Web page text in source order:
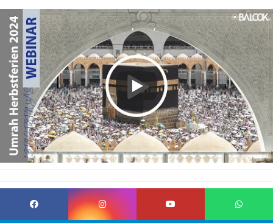
Seminare bieten eine Gelegenheit, sich auf die spirituelle Reise
vorzubereiten und das Beste aus diesem bedeutenden Ereignis
herauszuholen. Im Folgenden werden wir die wichtigsten Gründe
und Vorteile aufzeigen, warum du an einem Umrah-Seminar
teilnehmen solltest.
Wissenserweiterung: Umrah-Seminare bieten umfangreiche
Informationen über die Rituale der Umrah. Du wirst Kenntnisse
über die Schritte der Umrah erfahren, angefangen von der Ihram-
Kleidung bis hin zum Tawaf und Sa'i. Dieses Wissen hilft dir, die
Umrah-Rituale korrekt auszuführen und ein tieferes Verständnis
für ihre Bedeutung zu entwickeln.
Spirituelles Wachstum: Während eines Umrah-Seminars wirst du
teilen.
Vorbereitung auf Herausforderungen: Umrah-Seminare
behandeln auch mögliche Herausforderungen, die während der